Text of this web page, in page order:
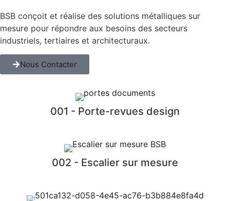
BSB conçoit et réalise des solutions métalliques sur
mesure pour répondre aux besoins des secteurs
industriels, tertiaires et architecturaux.
Nous Contacter
001 - Porte-revues design
002 - Escalier sur mesure